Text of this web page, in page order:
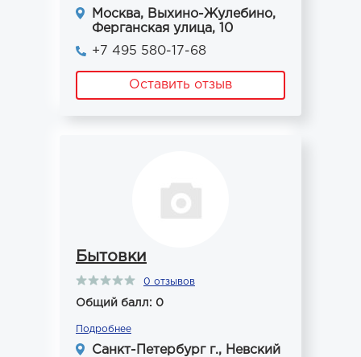
Москва, Выхино-Жулебино,
Ферганская улица, 10
+7 495 580-17-68
Оставить отзыв
Бытовки
0 отзывов
Общий балл: 0
Подробнее
Санкт-Петербург г., Невский